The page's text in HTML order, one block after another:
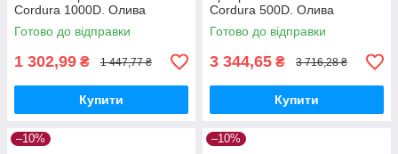
Cordura 1000D. Олива
Готово до відправки
1 302,99 ₴ 1 447,77 ₴
Купити
Cordura 500D. Олива
Готово до відправки
3 344,65 ₴ 3 716,28 ₴
Купити
–10% –10%